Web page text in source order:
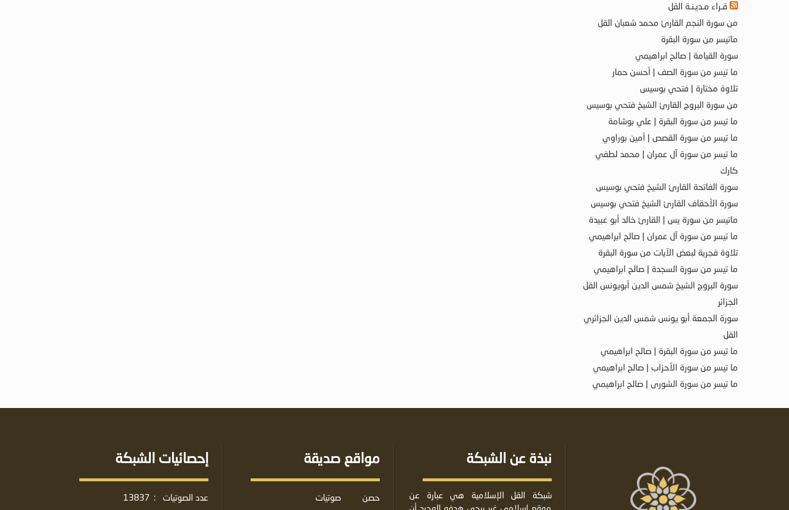
قـراء مـديـنـة القل
من سورة النجم القارئ محمد شعبان القل
ماتيسر من سورة البقرة
سورة القيامة | صالح ابراهيمي
ما تيسر من سورة الصف | أحسن حمار
تلاوة مختارة | فتحي بوسيس
من سورة البروج القارئ الشيخ فتحي بوسيس
ما تيسر من سورة البقرة | علي بوشامة
ما تيسر من سورة القصص | أمين بوراوي
ما تيسر من سورة آل عمران | محمد لطفي
كارك
سورة الفاتحة القارئ الشيخ فتحي بوسيس
سورة الأحقاف القارئ الشيخ فتحي بوسيس
ماتيسر من سورة يس | القارئ خالد أبو عبيدة
ما تيسر من سورة آل عمران | صالح ابراهيمي
تلاوة فجرية لبعض الآيات من سورة البقرة
ما تيسر من سورة السجدة | صالح ابراهيمي
سورة البروج الشيخ شمس الدين أبويونس القل
الجزائر
سورة الجمعة أبو يونس شمس الدين الجزائري
القل
ما تيسر من سورة البقرة | صالح ابراهيمي
ما تيسر من سورة الأحزاب | صالح ابراهيمي
ما تيسر من سورة الشورى | صالح ابراهيمي
نبذة عن الشبكة
شبكة القل الإسلامية هي عبارة عن
موقع إسلامي غير ربحي هدفه الوحيد أن
مواقع صديقة
حصن
صوتيات
إحصائيات الشبكة
عدد الصوتيات :
13837